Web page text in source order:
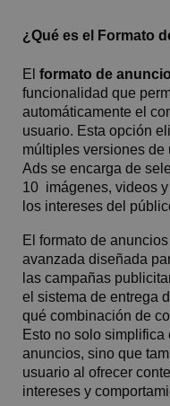
¿Qué es el Formato
Elformato de
funcionalidad que
automáticamente el
usuario. Esta opción
múltiples versiones de
Ads se encarga de
10 imágenes, videos
los intereses del
El formato de
avanzada diseñada
las campañas
el sistema de entrega
qué combinación de
Esto no solo simplifica
anuncios, sino que
usuario al ofrecer
intereses y